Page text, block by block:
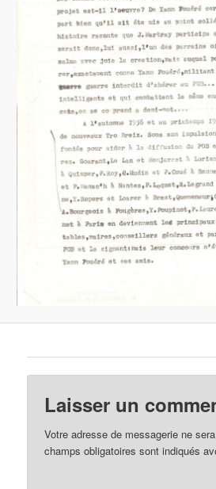
Laisser un
Votre adresse de messagerie ne
champs obligatoires sont indiqués